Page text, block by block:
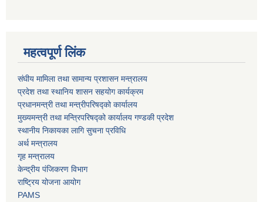
महत्वपूर्ण लिंक
संघीय मामिला तथा सामान्य प्रशासन मन्त्रालय
प्रदेश तथा स्थानिय शासन सहयोग कार्यक्रम
प्रधानमन्त्री तथा मन्त्रीपरिषद्को कार्यालय
मुख्यमन्त्री तथा मन्त्रिपरिषद्को कार्यालय गण्डकी प्रदेश
स्थानीय निकायका लागि सुचना प्रविधि
अर्थ मन्त्रालय
गृह मन्त्रालय
केन्द्रीय पंजिकरण विभाग
राष्ट्रिय योजना आयोग
PAMS